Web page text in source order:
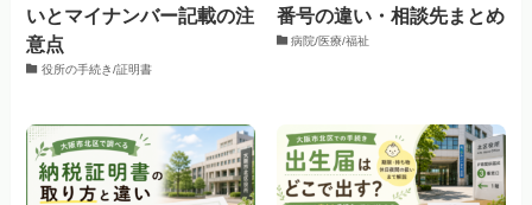
いとマイナンバー記載の注
意点
役所の手続き/証明書
番号の違い・相談先まとめ
病院/医療/福祉